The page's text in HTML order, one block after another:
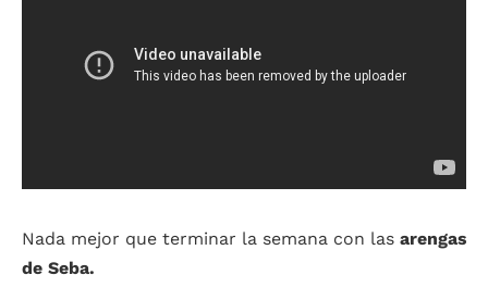
Nada mejor que terminar la semana con las arengas
de Seba.